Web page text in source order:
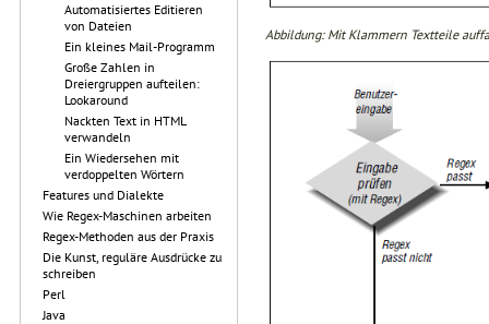
Automatisiertes Editieren
von Dateien
Ein kleines Mail-Programm
Große Zahlen in
Dreiergruppen aufteilen:
Lookaround
Nackten Text in HTML
verwandeln
Ein Wiedersehen mit
verdoppelten Wörtern
Features und Dialekte
Wie Regex-Maschinen arbeiten
Regex-Methoden aus der Praxis
Die Kunst, reguläre Ausdrücke zu
schreiben
Perl
Java
Abbildung: Mit Klammern Textteile